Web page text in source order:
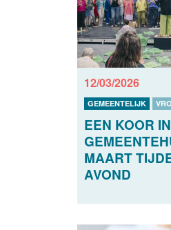
12/03/2026
GEMEENTELIJK
EEN KOOR
MAART
AVOND